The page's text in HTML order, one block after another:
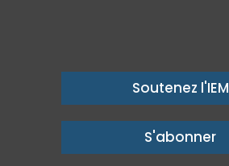
Soutenez l'IEM
S'abonner